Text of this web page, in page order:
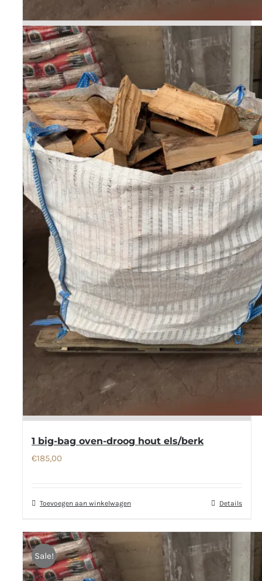
1 big-bag oven-droog hout els/berk
€185,00
Toevoegen aan winkelwagen Details
Sale!